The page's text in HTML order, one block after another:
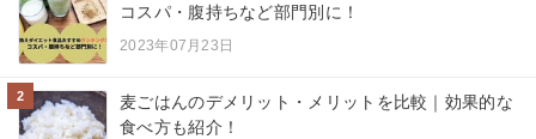
コスパ・腹持ちなど部門別に！
2023年07月23日
2
麦ごはんのデメリット・メリットを比較｜効果的な
食べ方も紹介！